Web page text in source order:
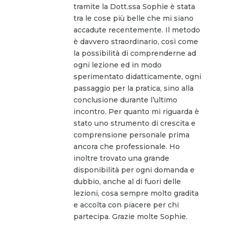
tramite la Dott.ssa Sophie è stata
tra le cose più belle che mi siano
accadute recentemente. Il metodo
è davvero straordinario, così come
la possibilità di comprenderne ad
ogni lezione ed in modo
sperimentato didatticamente, ogni
passaggio per la pratica, sino alla
conclusione durante l’ultimo
incontro. Per quanto mi riguarda è
stato uno strumento di crescita e
comprensione personale prima
ancora che professionale. Ho
inoltre trovato una grande
disponibilità per ogni domanda e
dubbio, anche al di fuori delle
lezioni, cosa sempre molto gradita
e accolta con piacere per chi
partecipa. Grazie molte Sophie.